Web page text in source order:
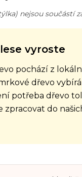
nejsou
vyroste
pochází z
dřevo
potřeba dřevo
do